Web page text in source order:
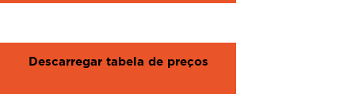
Descarregar tabela de preços